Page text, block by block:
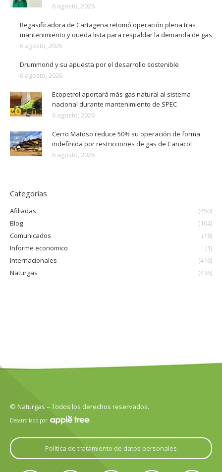
6 agosto, 2026
Regasificadora de Cartagena retomó operación plena tras
mantenimiento y queda lista para respaldar la demanda de gas
6 agosto, 2026
Drummond y su apuesta por el desarrollo sostenible
6 agosto, 2026
Ecopetrol aportará más gas natural al sistema
nacional durante mantenimiento de SPEC
6 agosto, 2026
Cerro Matoso reduce 50% su operación de forma
indefinida por restricciones de gas de Canacol
6 agosto, 2026
Categorías
Afiliadas
(450)
Blog
(104)
Comunicados
(18)
Informe economico
(1)
Internacionales
(416)
Naturgas
(436)
© Naturgas – Todos los derechos reservados.
Desarrollado por:
Política de tratamiento de datos personales